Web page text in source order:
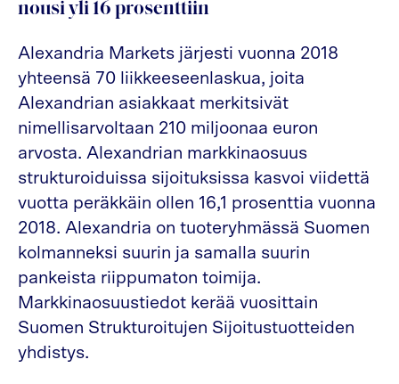
nousi yli 16 prosenttiin
Alexandria Markets järjesti vuonna 2018
yhteensä 70 liikkeeseenlaskua, joita
Alexandrian asiakkaat merkitsivät
nimellisarvoltaan 210 miljoonaa euron
arvosta. Alexandrian markkinaosuus
strukturoiduissa sijoituksissa kasvoi viidettä
vuotta peräkkäin ollen 16,1 prosenttia vuonna
2018. Alexandria on tuoteryhmässä Suomen
kolmanneksi suurin ja samalla suurin
pankeista riippumaton toimija.
Markkinaosuustiedot kerää vuosittain
Suomen Strukturoitujen Sijoitustuotteiden
yhdistys.